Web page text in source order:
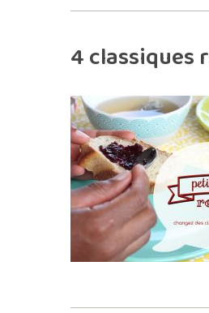
4 classiques